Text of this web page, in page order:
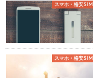
スマホ・格安SIM
スマホ・格安SIM